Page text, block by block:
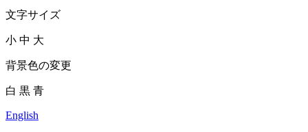
文字サイズ
小 中 大
背景色の変更
白 黒 青
English